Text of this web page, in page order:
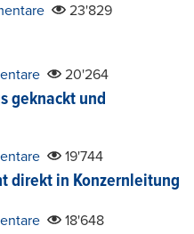
23'829
20'264
geknackt und
19'744
direkt in Konzernleitung
18'648